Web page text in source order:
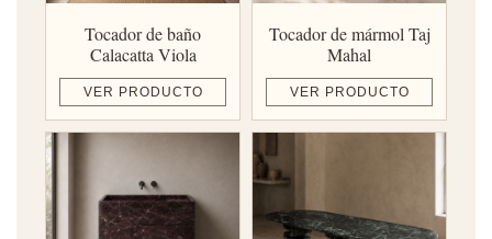
Tocador de baño
Calacatta Viola
VER PRODUCTO
Tocador de mármol Taj
Mahal
VER PRODUCTO